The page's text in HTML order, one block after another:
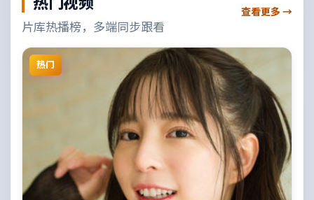
片库热播榜，多端同步跟看
查看更多 →
热门